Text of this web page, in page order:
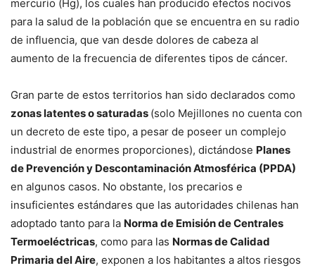
mercurio (Hg), los cuales han producido efectos nocivos
para la salud de la población que se encuentra en su radio
de influencia, que van desde dolores de cabeza al
aumento de la frecuencia de diferentes tipos de cáncer.
Gran parte de estos territorios han sido declarados como
zonas latentes o saturadas (solo Mejillones no cuenta con
un decreto de este tipo, a pesar de poseer un complejo
industrial de enormes proporciones), dictándose Planes
de Prevención y Descontaminación Atmosférica (PPDA)
en algunos casos. No obstante, los precarios e
insuficientes estándares que las autoridades chilenas han
adoptado tanto para la Norma de Emisión de Centrales
Termoeléctricas, como para las Normas de Calidad
Primaria del Aire, exponen a los habitantes a altos riesgos